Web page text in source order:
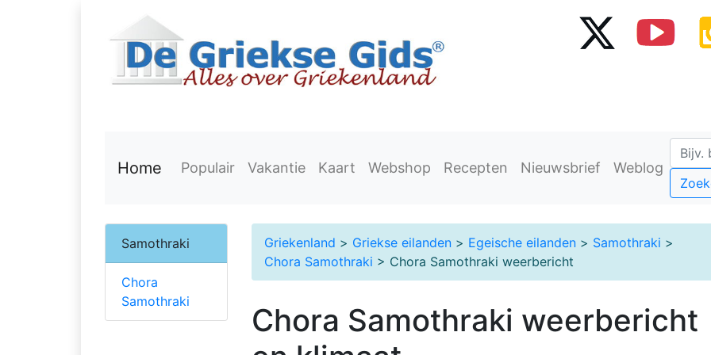
Home Populair Vakantie Kaart Webshop Recepten Nieuwsbrief Weblog
Griekenland > Griekse eilanden > Egeische eilanden > Samothraki >
Chora Samothraki > Chora Samothraki weerbericht
Chora Samothraki weerbericht
Samothraki
Chora
Samothraki